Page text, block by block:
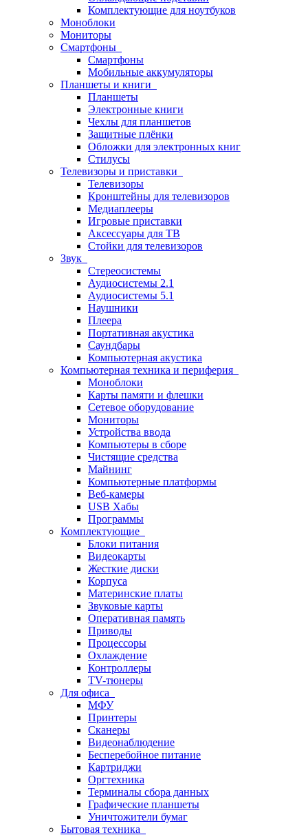
Комплектующие для ноутбуков
Моноблоки
Мониторы
Смартфоны
Смартфоны
Мобильные аккумуляторы
Планшеты и книги
Планшеты
Электронные книги
Чехлы для планшетов
Защитные плёнки
Обложки для электронных книг
Стилусы
Телевизоры и приставки
Телевизоры
Кронштейны для телевизоров
Медиаплееры
Игровые приставки
Аксессуары для ТВ
Стойки для телевизоров
Звук
Стереосистемы
Аудиосистемы 2.1
Аудиосистемы 5.1
Наушники
Плеера
Портативная акустика
Саундбары
Компьютерная акустика
Компьютерная техника и периферия
Моноблоки
Карты памяти и флешки
Сетевое оборудование
Мониторы
Устройства ввода
Компьютеры в сборе
Чистящие средства
Майнинг
Компьютерные платформы
Веб-камеры
USB Хабы
Программы
Комплектующие
Блоки питания
Видеокарты
Жесткие диски
Корпуса
Материнские платы
Звуковые карты
Оперативная память
Приводы
Процессоры
Охлаждение
Контроллеры
TV-тюнеры
Для офиса
МФУ
Принтеры
Сканеры
Видеонаблюдение
Бесперебойное питание
Картриджи
Оргтехника
Терминалы сбора данных
Графические планшеты
Уничтожители бумаг
Бытовая техника